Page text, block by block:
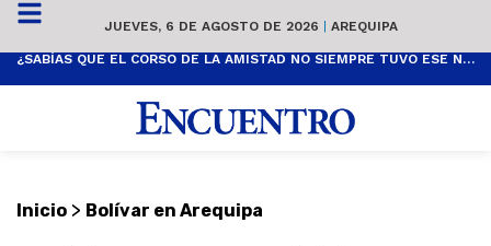
JUEVES, 6 DE AGOSTO DE 2026 | AREQUIPA
¿SABÍAS QUE EL CORSO DE LA AMISTAD NO SIEMPRE TUVO ESE NOMBRE? ESTA ES SU HISTORIA
Inicio > Bolívar en Arequipa